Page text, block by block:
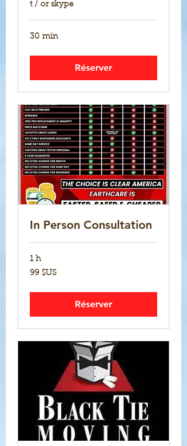
t / or skype
30 min
Réserver
In Person Consultation
1 h
99
dollars
99 $US
Réserver